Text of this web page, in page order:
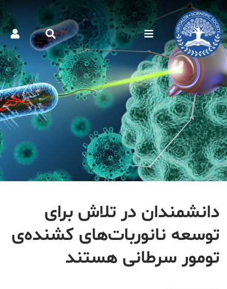
دانشمندان در تلاش برای
توسعه نانوربات‌های کشنده‌ی
تومور سرطانی هستند